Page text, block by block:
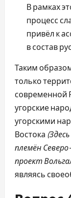
В рамках
процесс
привёл к
в состав
Таким
только
современной
угорские
угорскими
Востока
племён
проект
являясь